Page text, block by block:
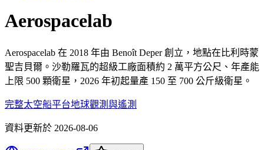
Aerospacelab
Aerospacelab 在 2018 年由 Benoît Deper 創立，地點在比利時蒙
聖吉貝爾。沙勒羅瓦的超級工廠面積約 2 萬平方公尺、年產能
上限 500 顆衛星，2026 年初起量產 150 至 700 公斤級衛星。
完整太空船平台地球觀測與遙測
資料更新於 2026-08-06